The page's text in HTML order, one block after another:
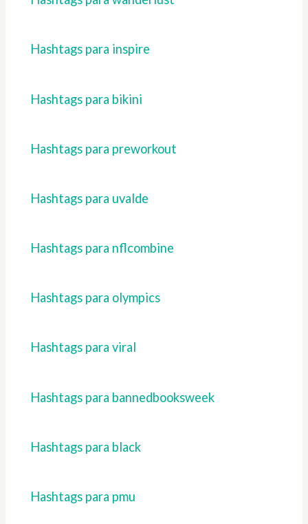
Hashtags para inspire
Hashtags para bikini
Hashtags para preworkout
Hashtags para uvalde
Hashtags para nflcombine
Hashtags para olympics
Hashtags para viral
Hashtags para bannedbooksweek
Hashtags para black
Hashtags para pmu